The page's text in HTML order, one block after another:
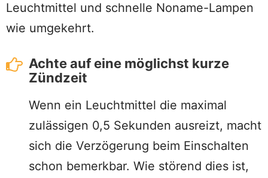
Leuchtmittel und schnelle Noname-Lampen
wie umgekehrt.
Achte auf eine möglichst kurze
Zündzeit
Wenn ein Leuchtmittel die maximal
zulässigen 0,5 Sekunden ausreizt, macht
sich die Verzögerung beim Einschalten
schon bemerkbar. Wie störend dies ist,